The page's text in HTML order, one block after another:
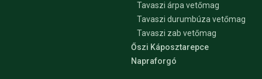
Tavaszi árpa vetőmag
Tavaszi durumbúza vetőmag
Tavaszi zab vetőmag
Őszi Káposztarepce
Napraforgó